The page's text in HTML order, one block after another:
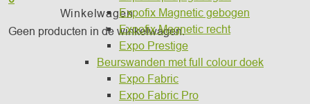
Winkelwagen
Geen producten in de winkelwagen.
Expofix Magnetic gebogen
Expofix Magnetic recht
Expo Prestige
Beurswanden met full colour doek
Expo Fabric
Expo Fabric Pro
12